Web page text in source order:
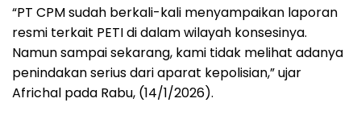
“PT CPM sudah berkali-kali menyampaikan laporan
resmi terkait PETI di dalam wilayah konsesinya.
Namun sampai sekarang, kami tidak melihat adanya
penindakan serius dari aparat kepolisian,” ujar
Africhal pada Rabu, (14/1/2026).